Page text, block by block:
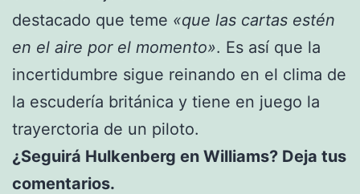
destacado que teme «que las cartas estén
en el aire por el momento». Es así que la
incertidumbre sigue reinando en el clima de
la escudería británica y tiene en juego la
trayerctoria de un piloto.
¿Seguirá Hulkenberg en Williams? Deja tus
comentarios.